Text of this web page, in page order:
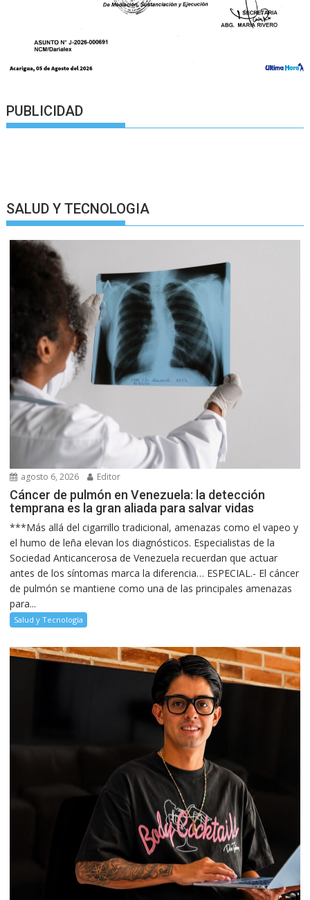
PUBLICIDAD
SALUD Y TECNOLOGIA
agosto 6, 2026 Editor
Cáncer de pulmón en Venezuela: la detección
temprana es la gran aliada para salvar vidas
***Más allá del cigarrillo tradicional, amenazas como el vapeo y
el humo de leña elevan los diagnósticos. Especialistas de la
Sociedad Anticancerosa de Venezuela recuerdan que actuar
antes de los síntomas marca la diferencia… ESPECIAL.- El cáncer
de pulmón se mantiene como una de las principales amenazas
para...
Salud y Tecnología